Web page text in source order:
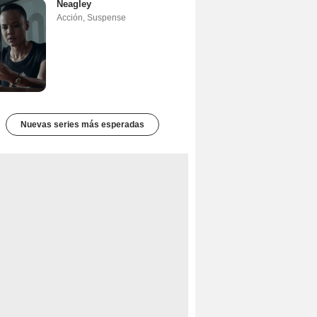
Neagley
Acción Suspense
Nuevas series más esperadas